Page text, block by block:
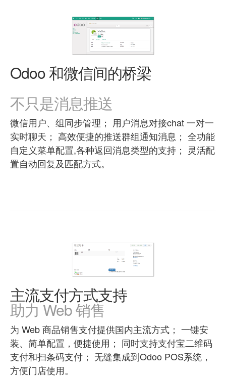
Odoo 和微信间的桥梁
不只是消息推送
微信用户、组同步管理； 用户消息对接chat 一对一
实时聊天； 高效便捷的推送群组通知消息； 全功能
自定义菜单配置,各种返回消息类型的支持； 灵活配
置自动回复及匹配方式。
主流支付方式支持
助力 Web 销售
为 Web 商品销售支付提供国内主流方式； 一键安
装、简单配置，便捷使用； 同时支持支付宝二维码
支付和扫条码支付； 无缝集成到Odoo POS系统，
方便门店使用。